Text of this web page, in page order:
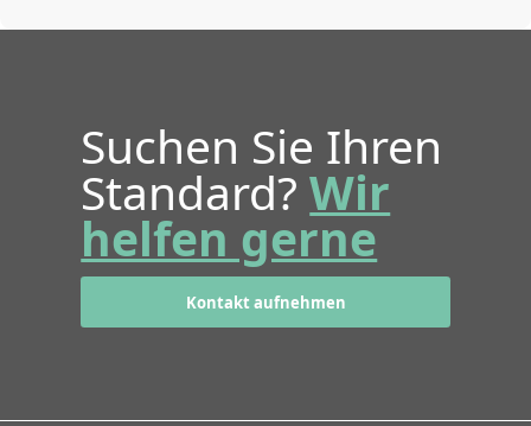
Suchen Sie Ihren
Standard?Wir
helfen gerne
Kontakt aufnehmen